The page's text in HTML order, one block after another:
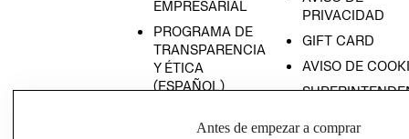
EMPRESARIAL
PROGRAMA DE
TRANSPARENCIA
Y ÉTICA
(ESPAÑOL)
TRANSPARENCIA
PRIVACIDAD
GIFT CARD
AVISO DE
COMERCIO - SIC
Antes de empezar a comprar